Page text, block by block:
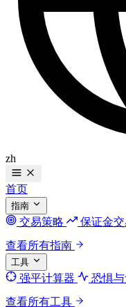
zh
首页
指南
交易策略 保证金交
查看所有指南
工具
强平计算器 恐惧
查看所有工具